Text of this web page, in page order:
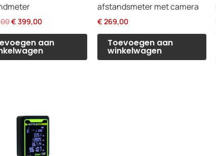
Oorspronkelijke
was:
€ 450,00.
€ 399,00Huidige
is:
€ 399,00.
aan
afstandsmeter met camera
€ 269,00
Toevoegen aan
winkelwagen